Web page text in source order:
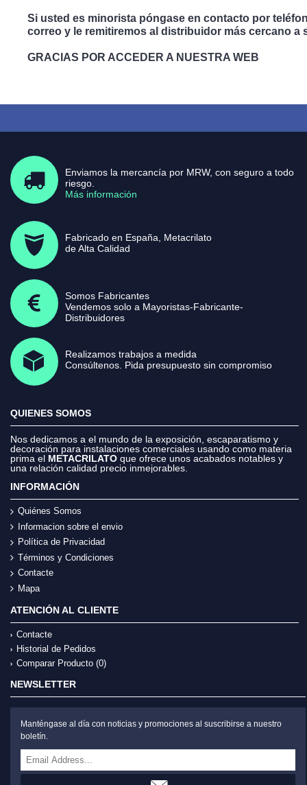
Si usted es minorista póngase en contacto por
correo y le remitiremos al distribuidor más cercano a
GRACIAS POR ACCEDER A NUESTRA WEB
Video
No hay opiniones para este producto.
Enviamos la mercancía por MRW, con seguro a todo
riesgo.
Más información
Fabricado en España, Metacrilato
de Alta Calidad
Somos Fabricantes
Vendemos solo a Mayoristas-Fabricante-
Distribuidores
Realizamos trabajos a medida
Consúltenos. Pida presupuesto sin compromiso
QUIENES SOMOS
Nos dedicamos a el mundo de la exposición, escaparatismo y
decoración para instalaciones comerciales usando como materia
prima el METACRILATO que ofrece unos acabados notables y
una relación calidad precio inmejorables.
INFORMACIÓN
Quiénes Somos
Informacion sobre el envio
Política de Privacidad
Términos y Condiciones
Contacte
Mapa
ATENCIÓN AL CLIENTE
Contacte
Historial de Pedidos
Comparar Producto (0)
NEWSLETTER
Manténgase al día con noticias y promociones al suscribirse a nuestro
boletín.